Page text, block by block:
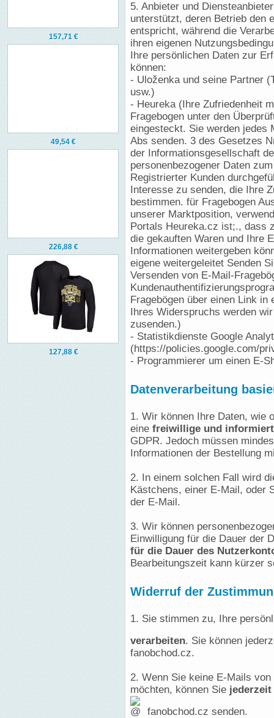
157,71 €
49,54 €
226,88 €
127,88 €
5. Anbieter und
unterstützt, deren Betrieb den
entspricht, während die
ihren eigenen
Ihre persönlichen Daten zur
können:
- Uloženka und seine Partner
usw.)
- Heureka (Ihre Zufriedenheit
Fragebogen unter den
eingesteckt. Sie werden jedes
Abs senden. 3 des Gesetzes
der Informationsgesellschaft
personenbezogener Daten
Registrierter Kunden
Interesse zu senden, die Ihre
bestimmen. für Fragebogen
unserer Marktposition,
Portals Heureka.cz ist;., dass
die gekauften Waren und Ihre
Informationen weitergeben
eigene weitergeleitet Senden
Versenden von E-Mail-
Fragebögen über einen Link in
Ihres Widerspruchs werden
zusenden.)
- Statistikdienste Google
(https://policies.google.com/
- Programmierer um einen E-
Datenverarbeitung
1. Wir können Ihre Daten, wie
eine freiwillige und
GDPR. Jedoch müssen
Informationen der Bestellung
2. In einem solchen Fall wird
Kästchens, einer E-Mail, oder
der E-Mail.
3. Wir können
Einwilligung für die Dauer der
für die Dauer des
Bearbeitungszeit kann kürzer
Widerruf der
1. Sie stimmen zu, Ihre
verarbeiten. Sie können
fanobchod.cz.
2. Wenn Sie keine E-Mails
möchten, können Sie
fanobchod.cz senden.